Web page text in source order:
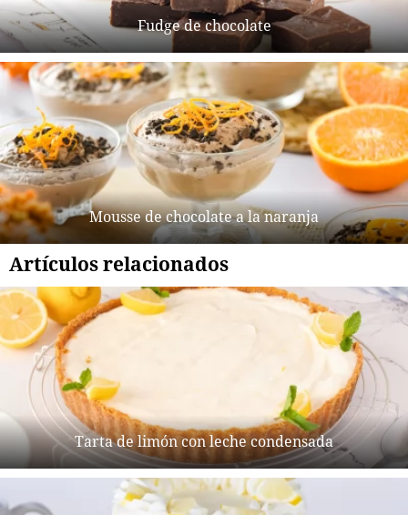
Fudge de chocolate
Mousse de chocolate a la naranja
Artículos relacionados
Tarta de limón con leche condensada